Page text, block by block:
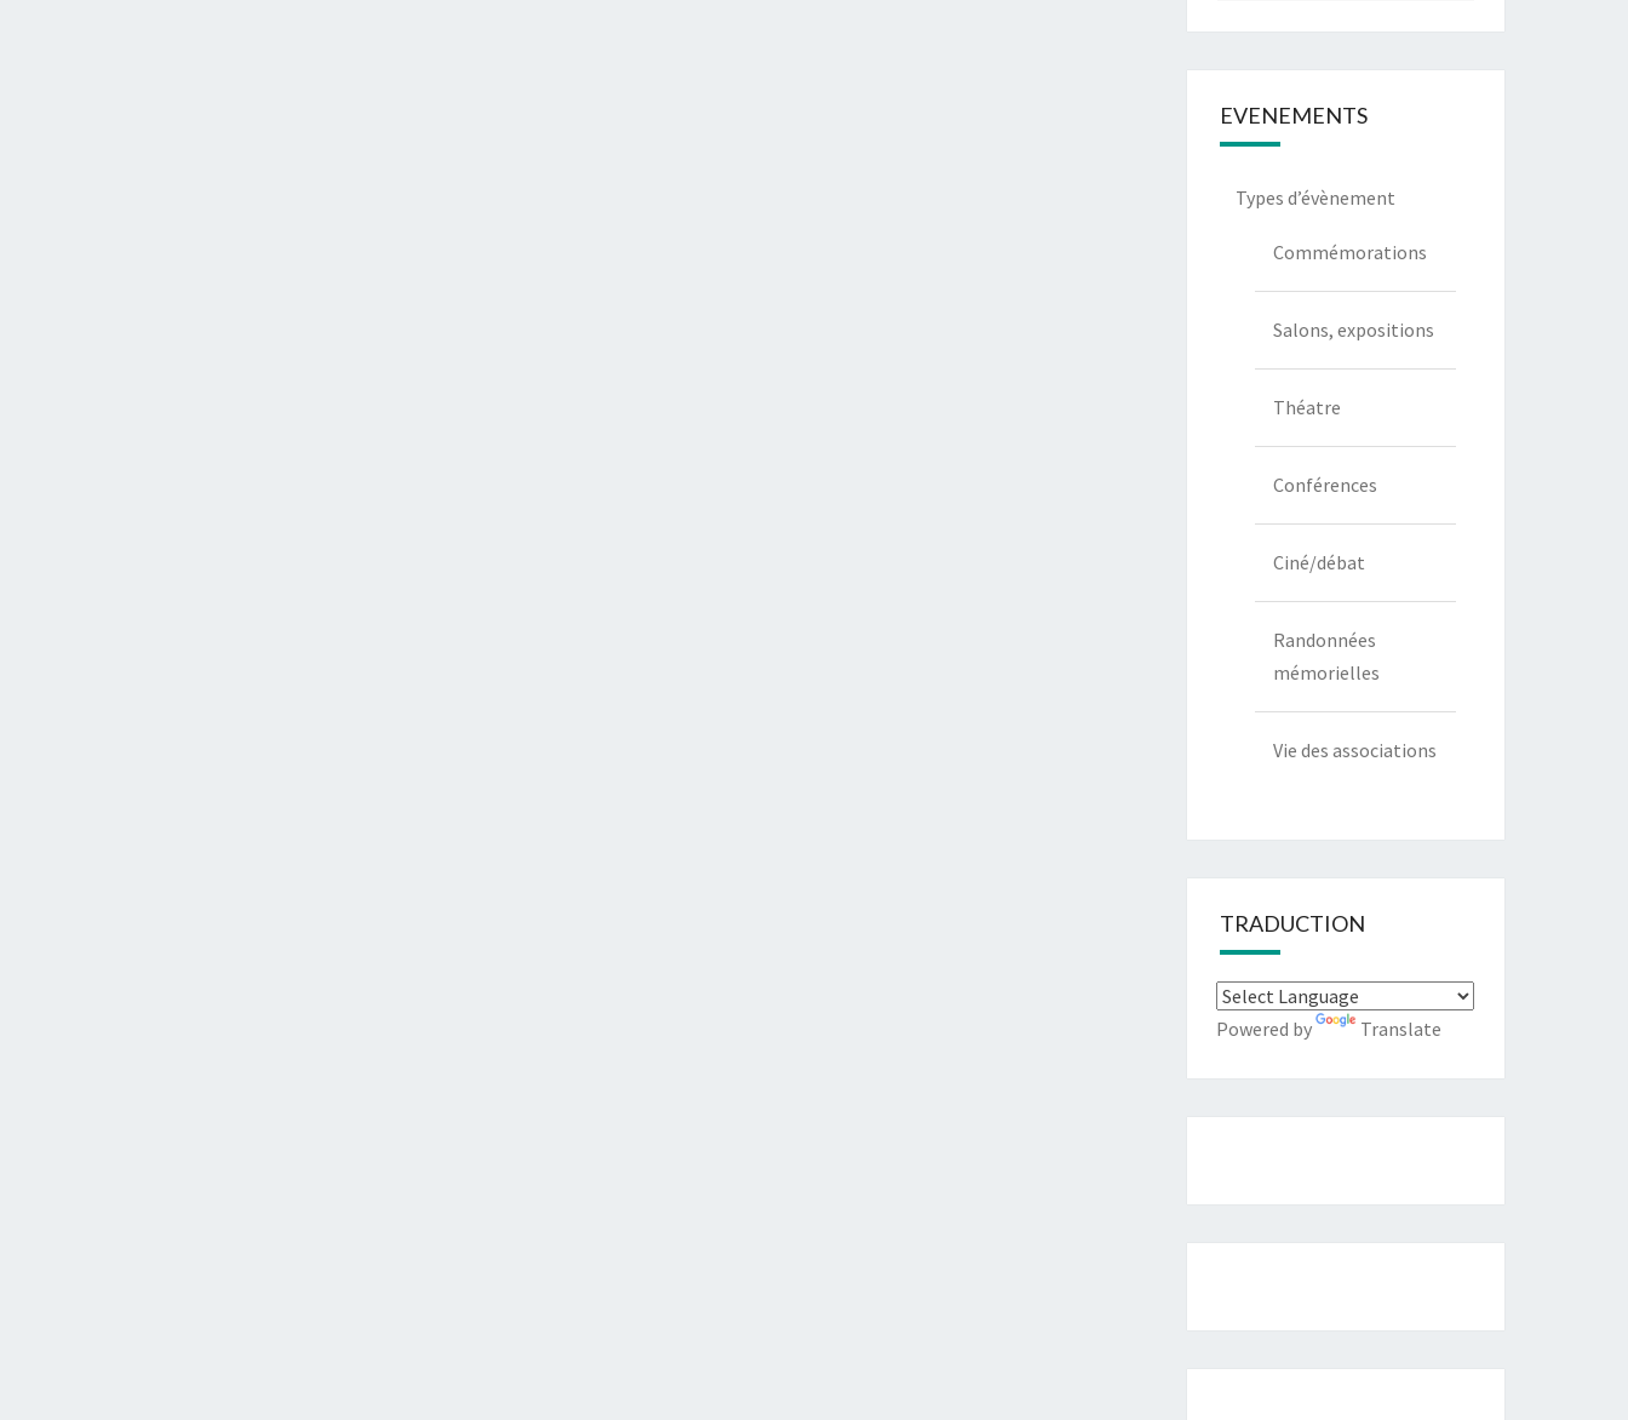
EVENEMENTS
Types d’évènement
Commémorations
Salons, expositions
Théatre
Conférences
Ciné/débat
Randonnées
mémorielles
Vie des associations
TRADUCTION
Powered by Translate